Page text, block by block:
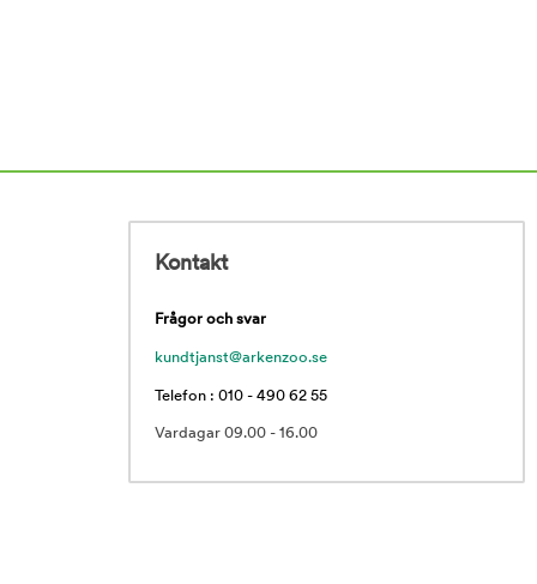
Kontakt
Frågor och svar
kundtjanst@arkenzoo.se
Telefon : 010 - 490 62 55
Vardagar 09.00 - 16.00